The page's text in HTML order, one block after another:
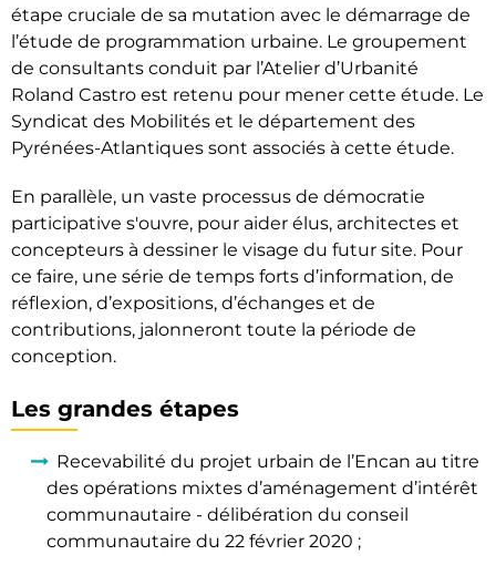
étape cruciale de sa mutation avec le démarrage de
l’étude de programmation urbaine. Le groupement
de consultants conduit par l’Atelier d’Urbanité
Roland Castro est retenu pour mener cette étude. Le
Syndicat des Mobilités et le département des
Pyrénées-Atlantiques sont associés à cette étude.
En parallèle, un vaste processus de démocratie
participative s'ouvre, pour aider élus, architectes et
concepteurs à dessiner le visage du futur site. Pour
ce faire, une série de temps forts d’information, de
réflexion, d’expositions, d’échanges et de
contributions, jalonneront toute la période de
conception.
Les grandes étapes
Recevabilité du projet urbain de l’Encan au titre
des opérations mixtes d’aménagement d’intérêt
communautaire - délibération du conseil
communautaire du 22 février 2020 ;